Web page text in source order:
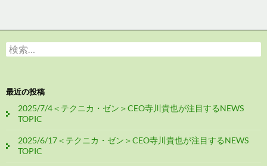
検
索:
最近の投稿
2025/7/4＜テクニカ・ゼン＞CEO寺川貴也が注目するNEWS
TOPIC
2025/6/17＜テクニカ・ゼン＞CEO寺川貴也が注目するNEWS
TOPIC